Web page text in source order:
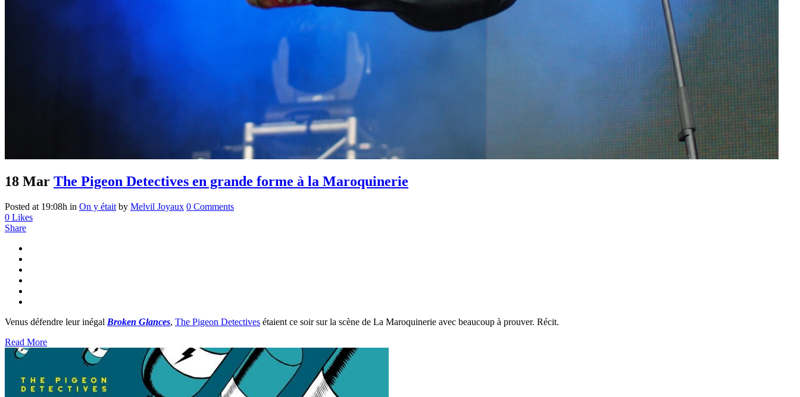
18 Mar The Pigeon Detectives en grande forme à la Maroquinerie
Posted at 19:08h in On y était by Melvil Joyaux 0 Comments
0 Likes
Share
Venus défendre leur inégal Broken Glances, The Pigeon Detectives étaient ce soir sur la scène de La Maroquinerie avec beaucoup à prouver. Récit.
Read More